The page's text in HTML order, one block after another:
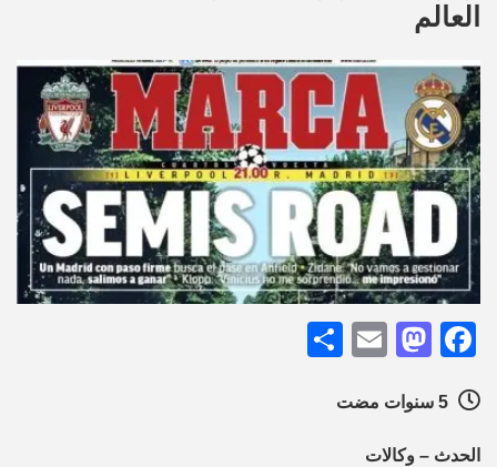
العالم
Facebook
Mastodon
Email
الحدث – وكالات